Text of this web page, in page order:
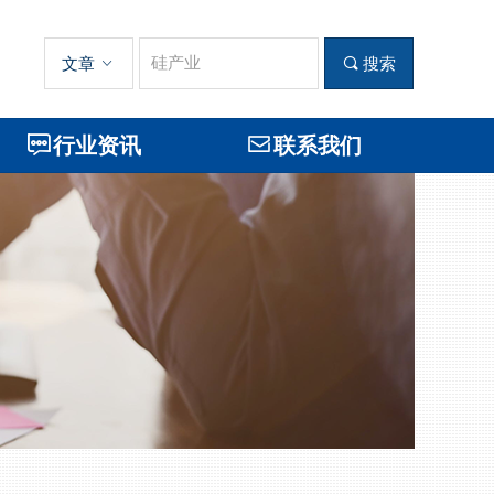
끠 搜索
文章 ꀁ
ꁳ行业资讯 ꂘ联系我们